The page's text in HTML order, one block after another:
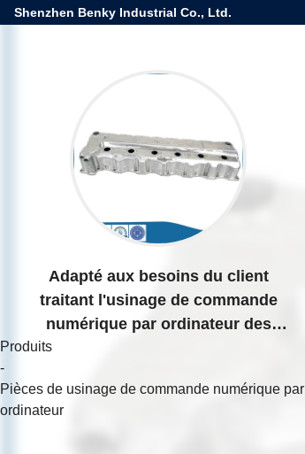
Shenzhen Benky Industrial Co., Ltd.
Adapté aux besoins du client
traitant l'usinage de commande
numérique par ordinateur des
pièces de coquille de moteur
Produits
-
Pièces de usinage de commande numérique par
ordinateur